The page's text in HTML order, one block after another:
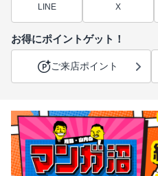
LINE X
お得にポイントゲット！
ご来店ポイント